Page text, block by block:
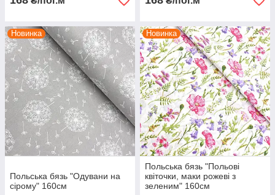
Новинка
Польська бязь "Одувани на
сірому" 160см
Новинка
Польська бязь "Польові
квіточки, маки рожеві з
зеленим" 160см